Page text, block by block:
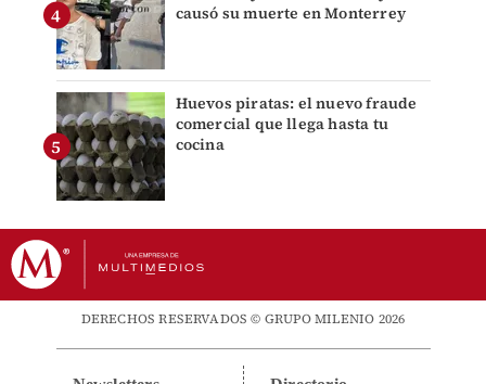
causó su muerte en Monterrey
Huevos piratas: el nuevo fraude
comercial que llega hasta tu
cocina
DERECHOS RESERVADOS © GRUPO MILENIO 2026